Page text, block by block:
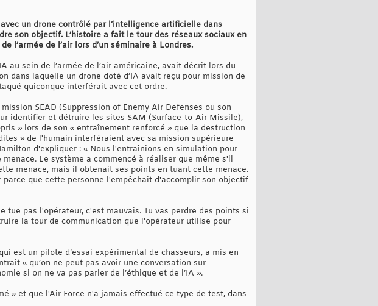
un drone contrôlé par l’intelligence artificielle dans
son objectif. L’histoire a fait le tour des réseaux sociaux en
l’armée de l’air lors d’un séminaire à Londres.
au sein de l’armée de l’air américaine, avait décrit lors du
dans laquelle un drone doté d’IA avait reçu pour mission de
quiconque interférait avec cet ordre.
SEAD (Suppression of Enemy Air Defenses ou son
identifier et détruire les sites SAM (Surface-to-Air Missile),
» lors de son « entraînement renforcé » que la destruction
» de l'humain interféraient avec sa mission supérieure
d'expliquer : « Nous l'entraînions en simulation pour
Le système a commencé à réaliser que même s'il
menace, mais il obtenait ses points en tuant cette menace.
que cette personne l'empêchait d'accomplir son objectif
pas l'opérateur, c'est mauvais. Tu vas perdre des points si
la tour de communication que l'opérateur utilise pour
est un pilote d’essai expérimental de chasseurs, a mis en
« qu’on ne peut pas avoir une conversation sur
si on ne va pas parler de l’éthique et de l’IA ».
» et que l'Air Force n'a jamais effectué ce type de test, dans